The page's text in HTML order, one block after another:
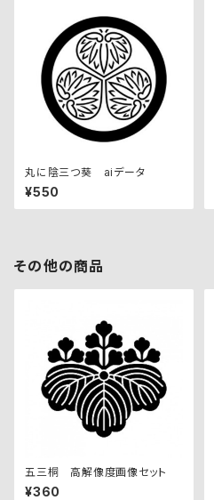
丸に陰三つ葵 aiデータ
¥550
その他の商品
五三桐 高解像度画像セット
¥360